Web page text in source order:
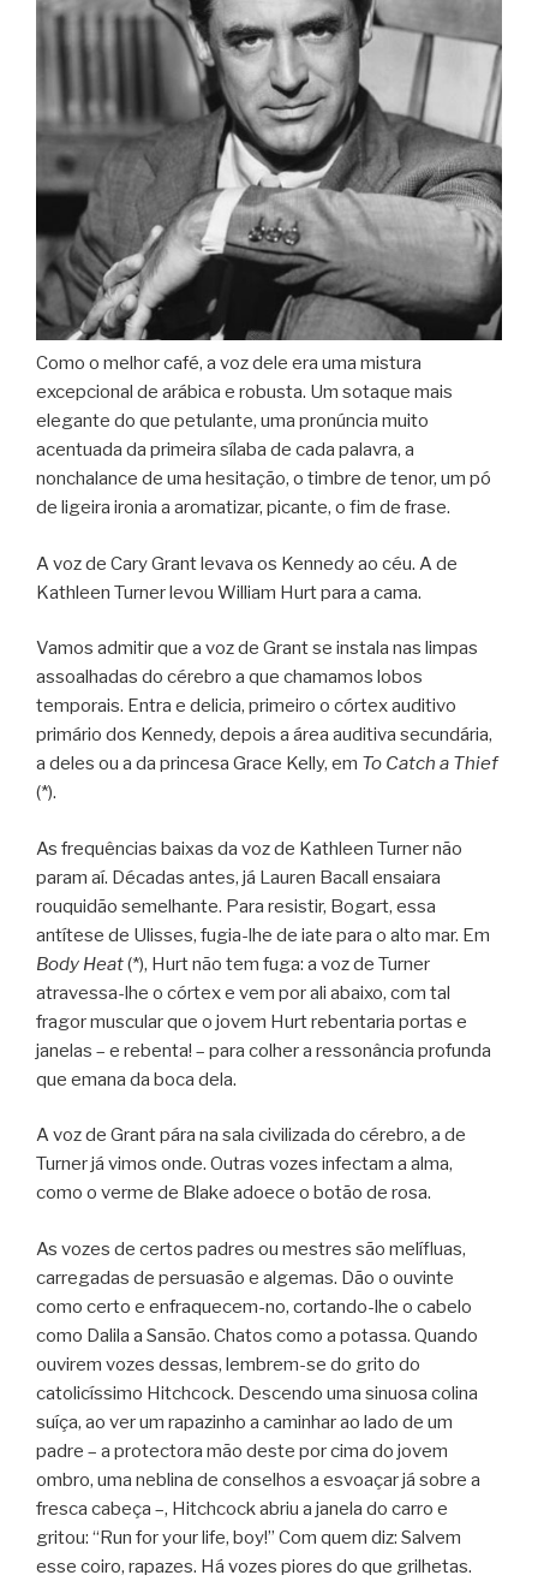
Como o melhor café, a voz dele era uma mistura
excepcional de arábica e robusta. Um sotaque mais
elegante do que petulante, uma pronúncia muito
acentuada da primeira sílaba de cada palavra, a
nonchalance de uma hesitação, o timbre de tenor, um pó
de ligeira ironia a aromatizar, picante, o fim de frase.
A voz de Cary Grant levava os Kennedy ao céu. A de
Kathleen Turner levou William Hurt para a cama.
Vamos admitir que a voz de Grant se instala nas limpas
assoalhadas do cérebro a que chamamos lobos
temporais. Entra e delicia, primeiro o córtex auditivo
primário dos Kennedy, depois a área auditiva secundária,
a deles ou a da princesa Grace Kelly, em To Catch a Thief
(*).
As frequências baixas da voz de Kathleen Turner não
param aí. Décadas antes, já Lauren Bacall ensaiara
rouquidão semelhante. Para resistir, Bogart, essa
antítese de Ulisses, fugia-lhe de iate para o alto mar. Em
Body Heat(*), Hurt não tem fuga: a voz de Turner
atravessa-lhe o córtex e vem por ali abaixo, com tal
fragor muscular que o jovem Hurt rebentaria portas e
janelas – e rebenta! – para colher a ressonância profunda
que emana da boca dela.
A voz de Grant pára na sala civilizada do cérebro, a de
Turner já vimos onde. Outras vozes infectam a alma,
como o verme de Blake adoece o botão de rosa.
As vozes de certos padres ou mestres são melífluas,
carregadas de persuasão e algemas. Dão o ouvinte
como certo e enfraquecem-no, cortando-lhe o cabelo
como Dalila a Sansão. Chatos como a potassa. Quando
ouvirem vozes dessas, lembrem-se do grito do
catolicíssimo Hitchcock. Descendo uma sinuosa colina
suíça, ao ver um rapazinho a caminhar ao lado de um
padre – a protectora mão deste por cima do jovem
ombro, uma neblina de conselhos a esvoaçar já sobre a
fresca cabeça –, Hitchcock abriu a janela do carro e
gritou: “Run for your life, boy!” Com quem diz: Salvem
esse coiro, rapazes. Há vozes piores do que grilhetas.